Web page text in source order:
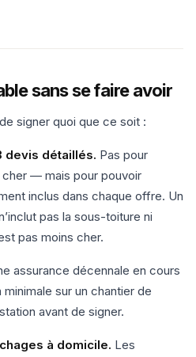
sans se faire avoir
signer quoi que ce soit :
devis détaillés. Pas pour
— mais pour pouvoir
inclus dans chaque offre. Un
pas la sous-toiture ni
pas moins cher.
assurance décennale en cours
sur un chantier de
avant de signer.
à domicile. Les